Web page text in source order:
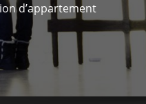
d’appartement